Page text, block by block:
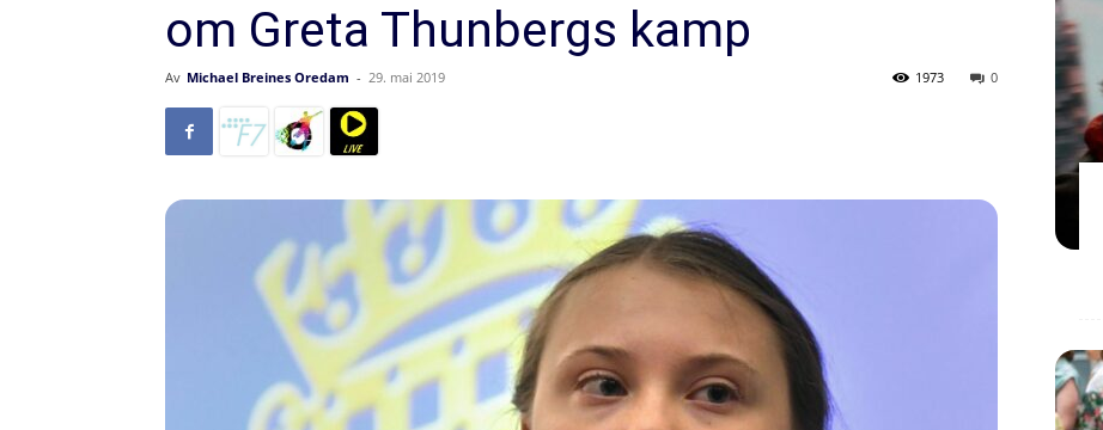
om Greta Thunbergs kamp
Av Michael Breines Oredam - 29. mai 2019 0
1973